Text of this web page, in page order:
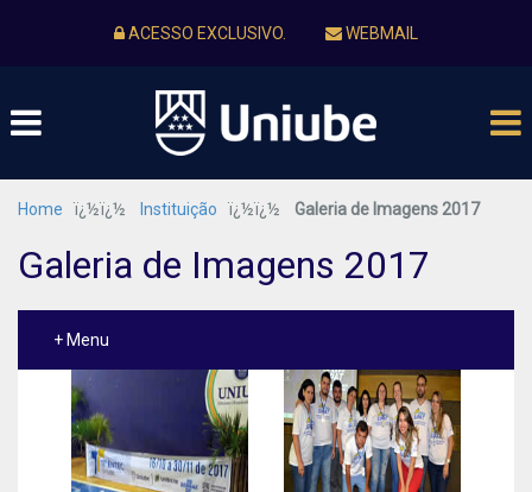
ACESSO EXCLUSIVO. WEBMAIL
Home ï¿½ï¿½ Instituição ï¿½ï¿½ Galeria de Imagens 2017
Galeria de Imagens 2017
+ Menu